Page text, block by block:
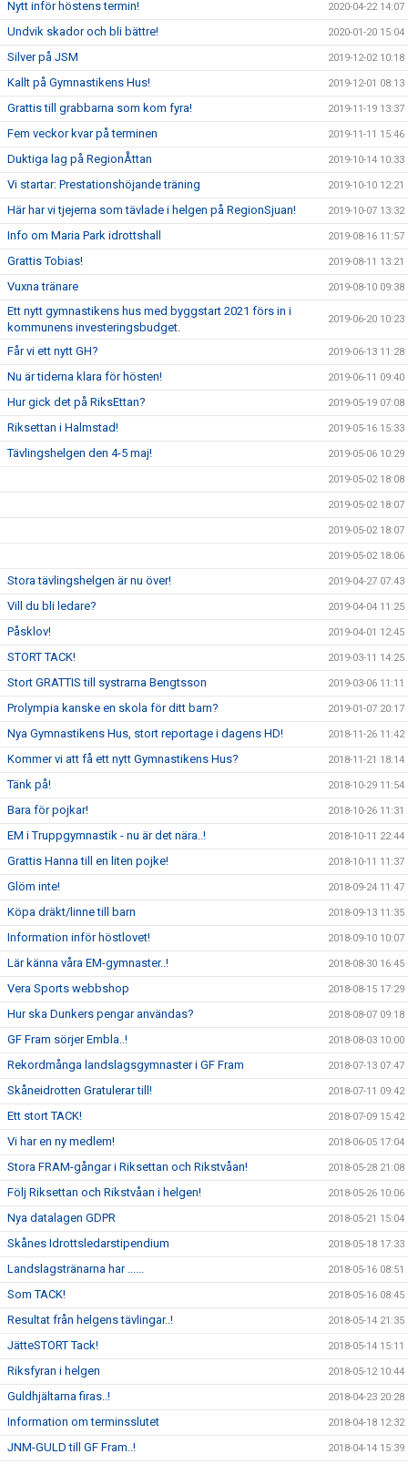
Nytt inför höstens termin! 2020-04-22 14:07
Undvik skador och bli bättre! 2020-01-20 15:04
Silver på JSM 2019-12-02 10:18
Kallt på Gymnastikens Hus! 2019-12-01 08:13
Grattis till grabbarna som kom fyra! 2019-11-19 13:37
Fem veckor kvar på terminen 2019-11-11 15:46
Duktiga lag på RegionÅttan 2019-10-14 10:33
Vi startar: Prestationshöjande träning 2019-10-10 12:21
Här har vi tjejerna som tävlade i helgen på RegionSjuan! 2019-10-07 13:32
Info om Maria Park idrottshall 2019-08-16 11:57
Grattis Tobias! 2019-08-11 13:21
Vuxna tränare 2019-08-10 09:38
Ett nytt gymnastikens hus med byggstart 2021 förs in i
kommunens investeringsbudget.
2019-06-20 10:23
Får vi ett nytt GH? 2019-06-13 11:28
Nu är tiderna klara för hösten! 2019-06-11 09:40
Hur gick det på RiksEttan? 2019-05-19 07:08
Riksettan i Halmstad! 2019-05-16 15:33
Tävlingshelgen den 4-5 maj! 2019-05-06 10:29
2019-05-02 18:08
2019-05-02 18:07
2019-05-02 18:07
2019-05-02 18:06
Stora tävlingshelgen är nu över! 2019-04-27 07:43
Vill du bli ledare? 2019-04-04 11:25
Påsklov! 2019-04-01 12:45
STORT TACK! 2019-03-11 14:25
Stort GRATTIS till systrarna Bengtsson 2019-03-06 11:11
Prolympia kanske en skola för ditt barn? 2019-01-07 20:17
Nya Gymnastikens Hus, stort reportage i dagens HD! 2018-11-26 11:42
Kommer vi att få ett nytt Gymnastikens Hus? 2018-11-21 18:14
Tänk på! 2018-10-29 11:54
Bara för pojkar! 2018-10-26 11:31
EM i Truppgymnastik - nu är det nära..! 2018-10-11 22:44
Grattis Hanna till en liten pojke! 2018-10-11 11:37
Glöm inte! 2018-09-24 11:47
Köpa dräkt/linne till barn 2018-09-13 11:35
Information inför höstlovet! 2018-09-10 10:07
Lär känna våra EM-gymnaster..! 2018-08-30 16:45
Vera Sports webbshop 2018-08-15 17:29
Hur ska Dunkers pengar användas? 2018-08-07 09:18
GF Fram sörjer Embla..! 2018-08-03 10:00
Rekordmånga landslagsgymnaster i GF Fram 2018-07-13 07:47
Skåneidrotten Gratulerar till! 2018-07-11 09:42
Ett stort TACK! 2018-07-09 15:42
Vi har en ny medlem! 2018-06-05 17:04
Stora FRAM-gångar i Riksettan och Rikstvåan! 2018-05-28 21:08
Följ Riksettan och Rikstvåan i helgen! 2018-05-26 10:06
Nya datalagen GDPR 2018-05-21 15:04
Skånes Idrottsledarstipendium 2018-05-18 17:33
Landslagstränarna har ...... 2018-05-16 08:51
Som TACK! 2018-05-16 08:45
Resultat från helgens tävlingar..! 2018-05-14 21:35
JätteSTORT Tack! 2018-05-14 15:11
Riksfyran i helgen 2018-05-12 10:44
Guldhjältarna firas..! 2018-04-23 20:28
Information om terminsslutet 2018-04-18 12:32
JNM-GULD till GF Fram..! 2018-04-14 15:39